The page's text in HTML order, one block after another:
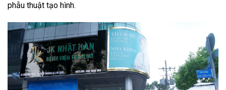
phẫu thuật tạo hình.